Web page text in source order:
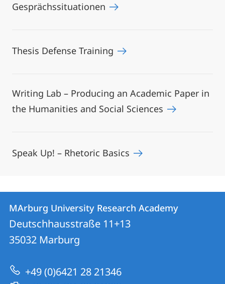
Gesprächssituationen
Thesis Defense Training
Writing Lab – Producing an Academic Paper in
the Humanities and Social Sciences
Speak Up! – Rhetoric Basics
Kontakt
und
Informationen
zur
Kontaktinformationen
MArburg
University
Research
Academy
MArburg University Research Academy
Deutschhausstraße 11+13
35032 Marburg
+49 (0)6421 28 21346